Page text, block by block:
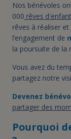
Nos bénévoles
000 rêves
rêves à réaliser
l’engagement de
la poursuite de la
Vous avez du
partagez notre
Devenez
partager des
Pourquoi